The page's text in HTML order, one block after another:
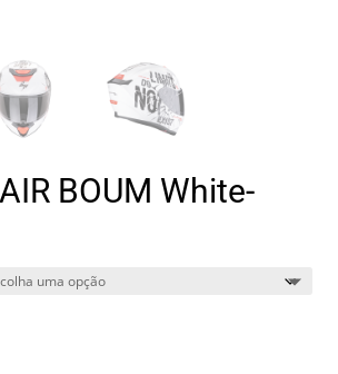
BOUM White-